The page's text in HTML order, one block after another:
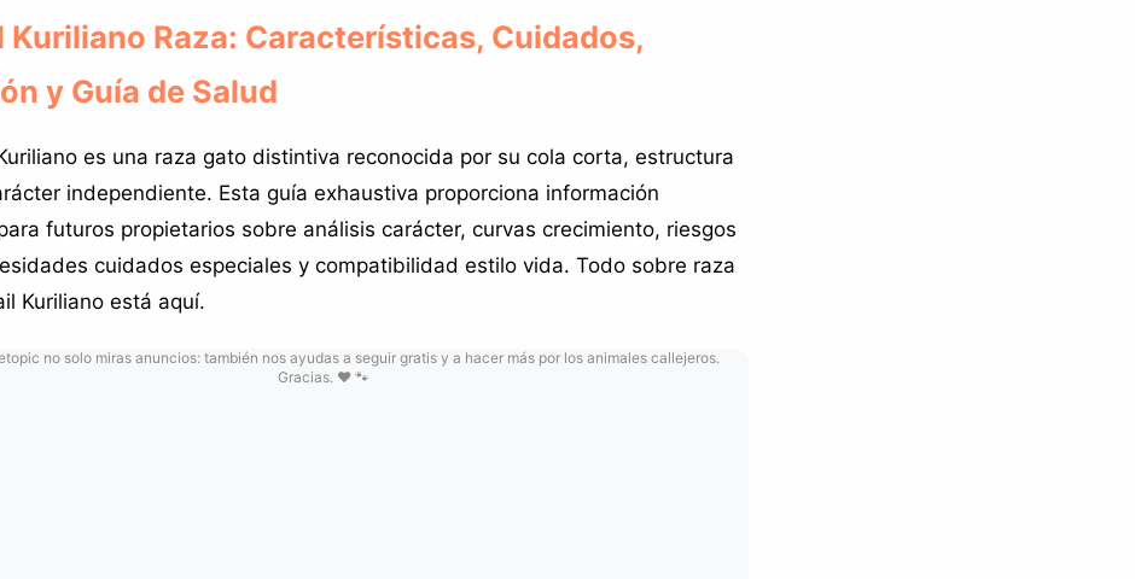
Kuriliano Raza: Características, Cuidados,
y Guía de Salud
es una raza gato distintiva reconocida por su cola corta, estructura
independiente. Esta guía exhaustiva proporciona información
futuros propietarios sobre análisis carácter, curvas crecimiento, riesgos
cuidados especiales y compatibilidad estilo vida. Todo sobre raza
Kuriliano está aquí.
no solo miras anuncios: también nos ayudas a seguir gratis y a hacer más por los animales callejeros.
Gracias. ❤️ 🐾